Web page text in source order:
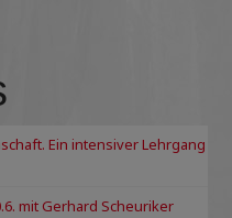
Ein intensiver Lehrgang
mit Gerhard Scheuriker